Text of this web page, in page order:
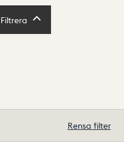
Filtrera
Rensa filter